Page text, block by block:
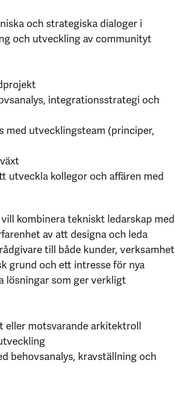
och strategiska dialoger i
och utveckling av communityt
integrationsstrategi och
med utvecklingsteam (principer,
utveckla kollegor och affären med
kombinera tekniskt ledarskap med
av att designa och leda
till både kunder, verksamhet
grund och ett intresse för nya
lösningar som ger verkligt
eller motsvarande arkitektroll
behovsanalys, kravställning och